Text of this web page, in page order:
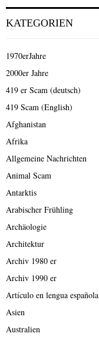
KATEGORIEN
1970erJahre
2000er Jahre
419 er Scam (deutsch)
419 Scam (English)
Afghanistan
Afrika
Allgemeine Nachrichten
Animal Scam
Antarktis
Arabischer Frühling
Archäologie
Architektur
Archiv 1980 er
Archiv 1990 er
Artículo en lengua española
Asien
Australien